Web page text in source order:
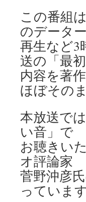
この番組
のデータ
再生など3
送の「最
内容を著
ほぼその
本放送で
い音」で
お聴きい
オ評論家
菅野沖彦
っています